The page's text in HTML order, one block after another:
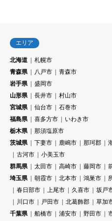
エリア
北海道
札幌市
青森県
八戸市
青森市
岩手県
盛岡市
山形県
長井市
村山市
宮城県
仙台市
石巻市
福島県
喜多方市
いわき市
栃木県
那須塩原市
茨城県
下妻市 鹿嶋市 那珂郡
古河市
小美玉市
群馬県
太田市 高崎市 藤岡市
埼玉県
朝霞市 北本市 鴻巣市
春日部市
上尾市 久喜市 坂戸
川口市
戸田市 北葛飾郡 草加
千葉県
船橋市 浦安市 野田市